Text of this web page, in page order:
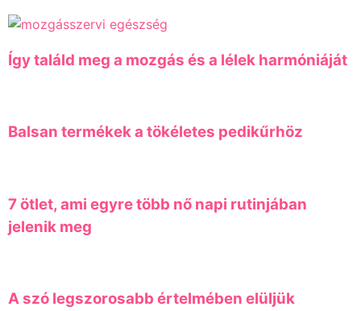
Így találd meg a mozgás és a lélek harmóniáját
Balsan termékek a tökéletes pedikűrhöz
7 ötlet, ami egyre több nő napi rutinjában
jelenik meg
A szó legszorosabb értelmében elüljük